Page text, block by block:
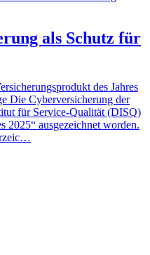
als Schutz für
des Jahres
Die Cyberversicherung der
für Service-Qualität (DISQ)
2025“ ausgezeichnet worden.